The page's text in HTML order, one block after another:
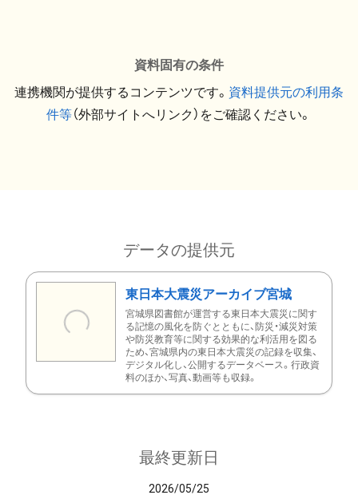
資料固有の条件
連携機関が提供するコンテンツです。 資料提供元の利用条
件等（外部サイトへリンク）をご確認ください。
データの提供元
東日本大震災アーカイブ宮城
宮城県図書館が運営する東日本大震災に関す
る記憶の風化を防ぐとともに、防災・減災対策
や防災教育等に関する効果的な利活用を図る
ため、宮城県内の東日本大震災の記録を収集、
デジタル化し、公開するデータベース。行政資
料のほか、写真、動画等も収録。
最終更新日
2026/05/25